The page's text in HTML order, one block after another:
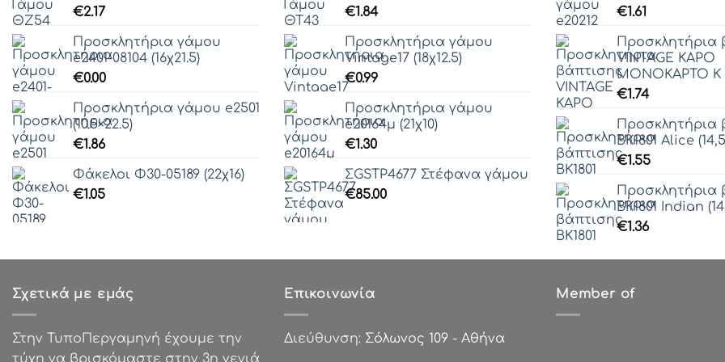
€2.17
Προσκλητήρια γάμου
e2401-08104 (16χ21.5)
€0.00
Προσκλητήρια γάμου e2501
(10.5×22.5)
€1.86
Φάκελοι Φ30-05189 (22χ16)
€1.05
€1.84
Προσκλητήρια γάμου
Vintage17 (18χ12.5)
€0.99
Προσκλητήρια γάμου
e20164μ (21χ10)
€1.30
ΣGSTP4677 Στέφανα γάμου
€85.00
€1.61
Προσκλητήρια
VINTAGE ΚΑΡΟ
ΜΟΝΟΚΑΡΤΟ Κ
€1.74
Προσκλητήρια
ΒΚ1801 Alice
€1.55
Προσκλητήρια
ΒΚ1801 Indian
€1.36
Σχετικά με εμάς
Στην ΤυποΠεργαμηνή έχουμε την
τύχη να βρισκόμαστε στην 3η γενιά
Επικοινωνία
Διεύθυνση: Σόλωνος 109 - Αθήνα
Member of